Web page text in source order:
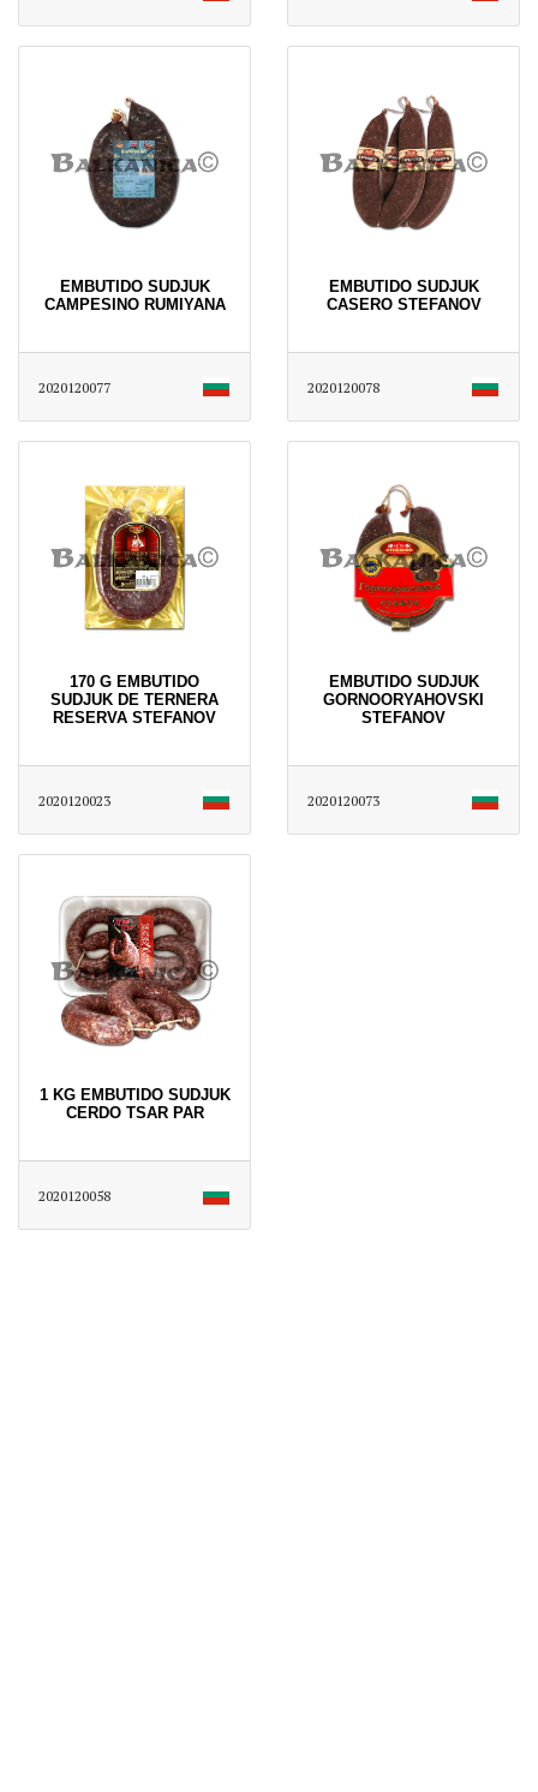
EMBUTIDO SUDJUK
CAMPESINO RUMIYANA
2020120077
EMBUTIDO SUDJUK
CASERO STEFANOV
2020120078
170 G EMBUTIDO
SUDJUK DE TERNERA
RESERVA STEFANOV
2020120023
EMBUTIDO SUDJUK
GORNOORYAHOVSKI
STEFANOV
2020120073
1 KG EMBUTIDO SUDJUK
CERDO TSAR PAR
2020120058